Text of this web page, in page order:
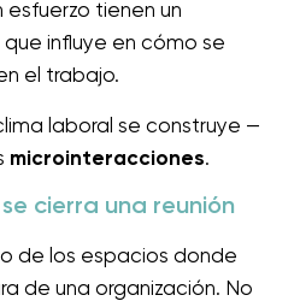
tienen un
influye en cómo se
el trabajo.
laboral se construye —
microinteracciones.
cierra una reunión
de los espacios donde
de una organización. No